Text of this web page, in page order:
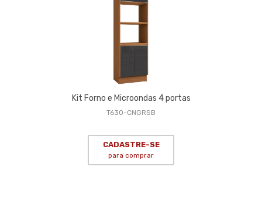
Kit Forno e Microondas 4 portas
T630-CNGRSB
CADASTRE-SE
para comprar